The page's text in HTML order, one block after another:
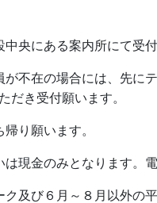
にある案内所にて受付
在の場合には、先にテ
だき受付願います。
り願います。
金のみとなります。電
び６月～８月以外の平